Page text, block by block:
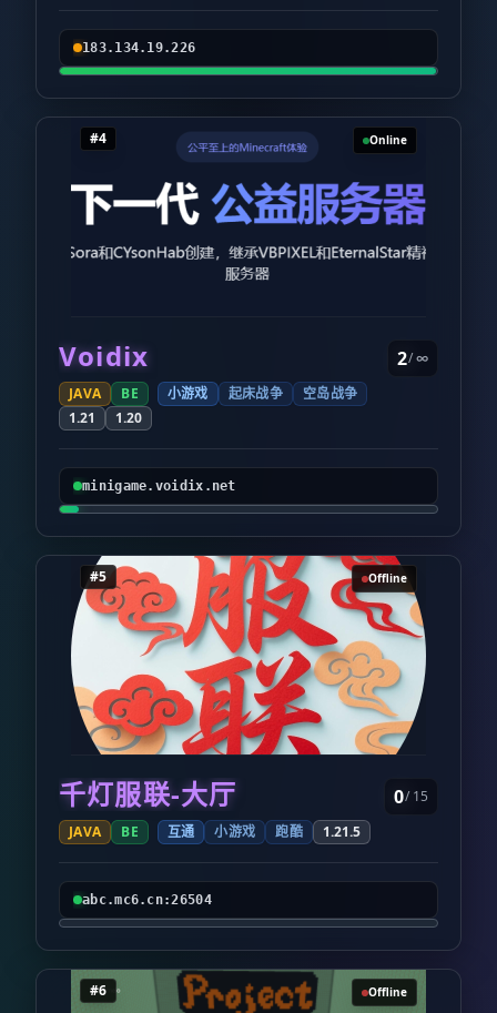
183.134.19.226
#4 Online
Voidix
JAVA BE 小游戏 起床战争
空岛战争
1.21
1.20
2/ ∞
minigame.voidix.net
#5 Offline
千灯服联-大厅
JAVA BE 互通 小游戏 跑酷 1.21.5
0/ 15
abc.mc6.cn:26504
#6 Offline